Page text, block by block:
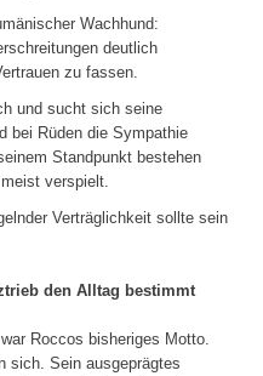
Wachhund:
deutlich
zu fassen.
und sucht sich seine
bei Rüden die Sympathie
Standpunkt bestehen
verspielt.
Verträglichkeit sollte sein
den Alltag bestimmt
Roccos bisheriges Motto.
sich. Sein ausgeprägtes